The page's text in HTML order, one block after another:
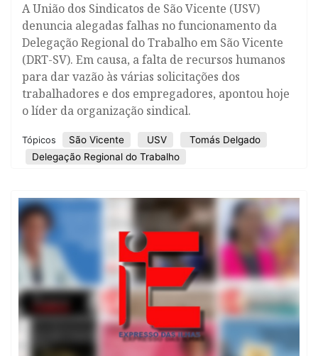
A União dos Sindicatos de São Vicente (USV)
denuncia alegadas falhas no funcionamento da
Delegação Regional do Trabalho em São Vicente
(DRT-SV). Em causa, a falta de recursos humanos
para dar vazão às várias solicitações dos
trabalhadores e dos empregadores, apontou hoje
o líder da organização sindical.
Tópicos São Vicente USV
Tomás Delgado
Delegação Regional do Trabalho